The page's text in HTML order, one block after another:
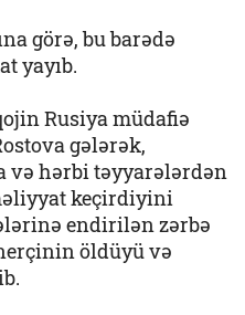
görə, bu barədə
yayıb.
Rusiya müdafiə
gələrək,
və hərbi təyyarələrdən
keçirdiyini
endirilən zərbə
öldüyü və